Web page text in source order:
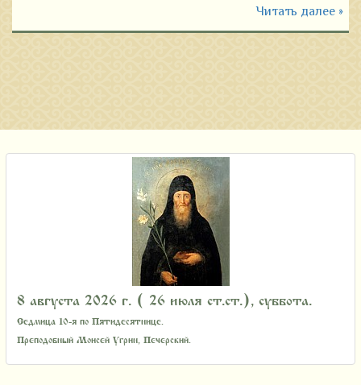
Читать далее »
8 августа 2026 г. ( 26 июля ст.ст.), суббота.
Седмица 10-я по Пятидесятнице.
Преподобный Моисей Угрин, Печерский.